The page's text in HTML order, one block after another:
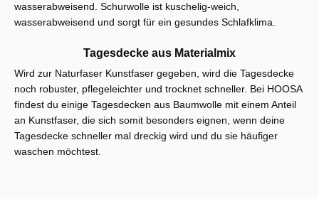
wasserabweisend. Schurwolle ist kuschelig-weich,
wasserabweisend und sorgt für ein gesundes Schlafklima.
Tagesdecke aus Materialmix
Wird zur Naturfaser Kunstfaser gegeben, wird die Tagesdecke
noch robuster, pflegeleichter und trocknet schneller. Bei HOOSA
findest du einige Tagesdecken aus Baumwolle mit einem Anteil
an Kunstfaser, die sich somit besonders eignen, wenn deine
Tagesdecke schneller mal dreckig wird und du sie häufiger
waschen möchtest.